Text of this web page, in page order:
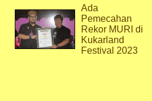
Ada
Pemecahan
Rekor MURI di
Kukarland
Festival 2023